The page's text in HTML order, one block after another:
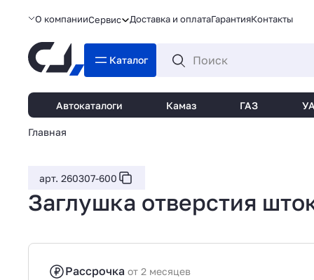
О компанииСервис Доставка и оплатаГарантияКонтакты
Каталог
Автокаталоги Камаз ГАЗ
Главная
арт. 260307-600
Заглушка отверстия
Рассрочка от 2 месяцев